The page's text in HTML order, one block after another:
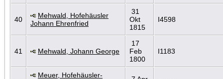
40
Mehwald, Hofehäusler
Johann Ehrenfried
31
Okt
1815
I4598
41 Mehwald, Johann George
17
Feb
1800
I1183
Meuer, Hofehäusler-